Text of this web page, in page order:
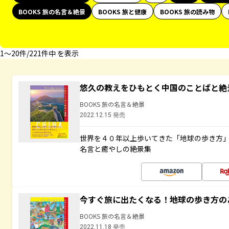
BOOKS 旅の名言＆絶景 BOOKS 旅と健康 BOOKS 旅の読み物
1〜20件/221件中 を表示
悠久の教えをひもとく中国のことばと
BOOKS 旅の名言＆絶景
2022.12.15 発売
世界を４０年以上歩いてきた「地球の歩き方
名言と癒やしの絶景集
今すぐ旅に出たくなる！地球の歩き方
BOOKS 旅の名言＆絶景
2022.11.18 発売